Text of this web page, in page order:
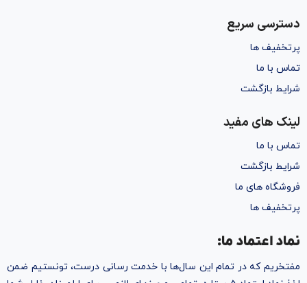
دسترسی سریع
پرتخفیف ها
تماس با ما
شرایط بازگشت
لینک های مفید
تماس با ما
شرایط بازگشت
فروشگاه های ما
پرتخفیف ها
نماد اعتماد ما:
مفتخریم که در تمام این سال‌ها با خدمت رسانی درست، تونستیم ضمن